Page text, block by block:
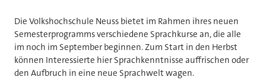
Die Volkshochschule Neuss bietet im Rahmen ihres neuen
Semesterprogramms verschiedene Sprachkurse an, die alle
im noch im September beginnen. Zum Start in den Herbst
können Interessierte hier Sprachkenntnisse auffrischen oder
den Aufbruch in eine neue Sprachwelt wagen.